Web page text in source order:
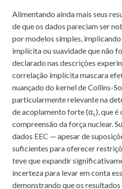
Alimentando ainda mais seus
de que os dados pareciam ser
por modelos simples,
implícita ou suavidade que não
declarado nas descrições
correlação implícita mascara
nuançado do kernel de Collins-
particularmente relevante na
de acoplamento forte (αs), que é
compreensão da força nuclear.
dados EEC — apesar de
suficientes para oferecer
teve que expandir
incerteza para levar em conta
demonstrando que os